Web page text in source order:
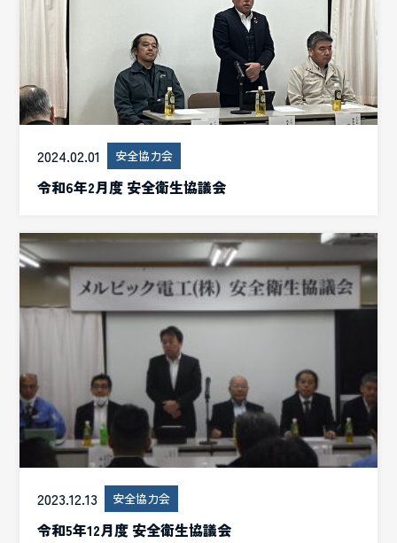
2024.02.01 安全協力会
令和6年2月度 安全衛生協議会
2023.12.13 安全協力会
令和5年12月度 安全衛生協議会